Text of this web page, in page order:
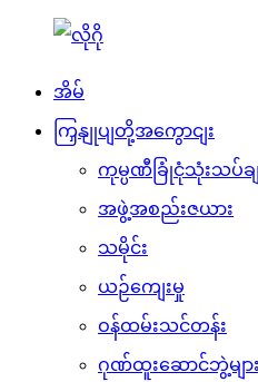
အိမ်
ကြှနျုပျတို့အကွောငျး
ကုမ္ပဏီခြုံငုံသုံးသပ်ခ
အဖွဲ့အစည်းဇယား
သမိုင်း
ယဉ်ကျေးမှု
ဝန်ထမ်းသင်တန်း
ဂုဏ်ထူးဆောင်ဘွဲ့များ